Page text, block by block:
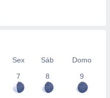
Sex Sáb
Domo
7 8 9